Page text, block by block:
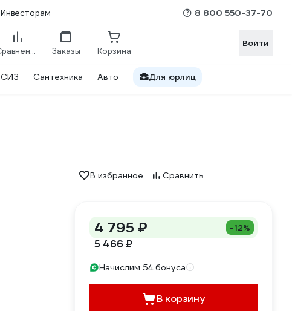
Инвесторам 8 800 550-37-70
Сравнение Заказы Корзина
Войти
Сантехника Авто Для юрлиц
В избранное Сравнить
4 795 ₽ -12%
5 466 ₽
Начислим 54 бонуса
В корзину